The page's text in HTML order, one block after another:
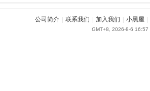
公司简介 联系我们 加入我们 小黑屋
GMT+8, 2026-8-6 16:57